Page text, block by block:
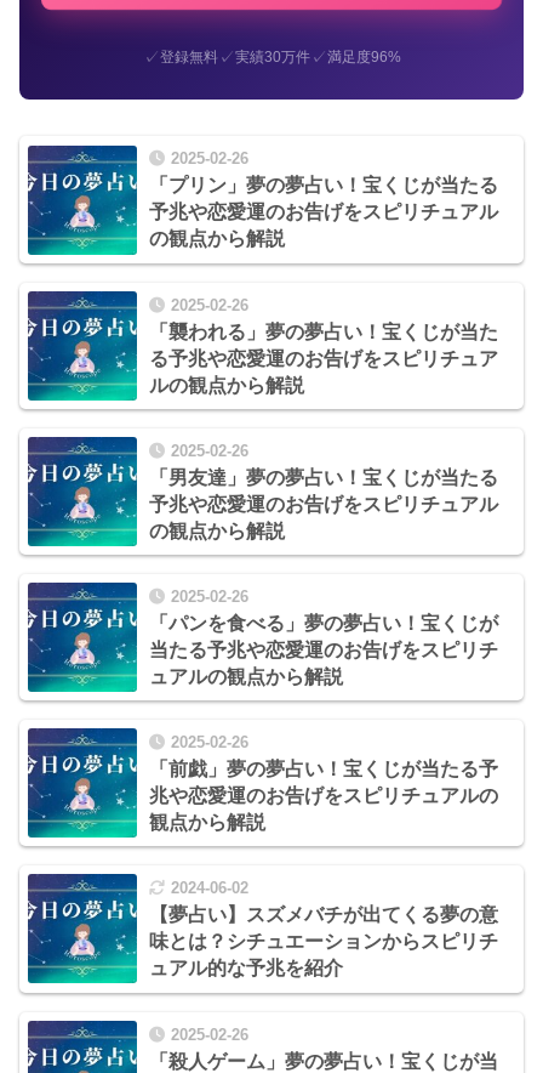
✓登録無料✓実績30万件✓満足度96%
2025-02-26
「プリン」夢の夢占い！宝くじが当たる
予兆や恋愛運のお告げをスピリチュアル
の観点から解説
2025-02-26
「襲われる」夢の夢占い！宝くじが当た
る予兆や恋愛運のお告げをスピリチュア
ルの観点から解説
2025-02-26
「男友達」夢の夢占い！宝くじが当たる
予兆や恋愛運のお告げをスピリチュアル
の観点から解説
2025-02-26
「パンを食べる」夢の夢占い！宝くじが
当たる予兆や恋愛運のお告げをスピリチ
ュアルの観点から解説
2025-02-26
「前戯」夢の夢占い！宝くじが当たる予
兆や恋愛運のお告げをスピリチュアルの
観点から解説
2024-06-02
【夢占い】スズメバチが出てくる夢の意
味とは？シチュエーションからスピリチ
ュアル的な予兆を紹介
2025-02-26
「殺人ゲーム」夢の夢占い！宝くじが当